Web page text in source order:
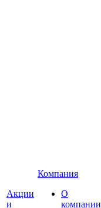
Акции
и
Компания
О
компании